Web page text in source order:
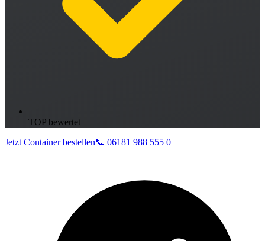
TOP bewertet
Jetzt Container bestellen📞 06181 988 555 0